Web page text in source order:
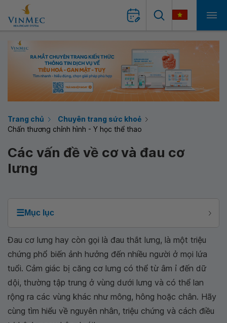
Trang chủ
Chuyên trang sức khoẻ
Chấn thương chỉnh hình - Y học thể thao
Các vấn đề về cơ và đau cơ
lưng
☰Mục lục
Đau cơ lưng hay còn gọi là đau thắt lưng, là một triệu
chứng phổ biến ảnh hưởng đến nhiều người ở mọi lứa
tuổi. Cảm giác bị căng cơ lưng có thể từ âm ỉ đến dữ
dội, thường tập trung ở vùng dưới lưng và có thể lan
rộng ra các vùng khác như mông, hông hoặc chân. Hãy
cùng tìm hiểu về nguyên nhân, triệu chứng và cách điều